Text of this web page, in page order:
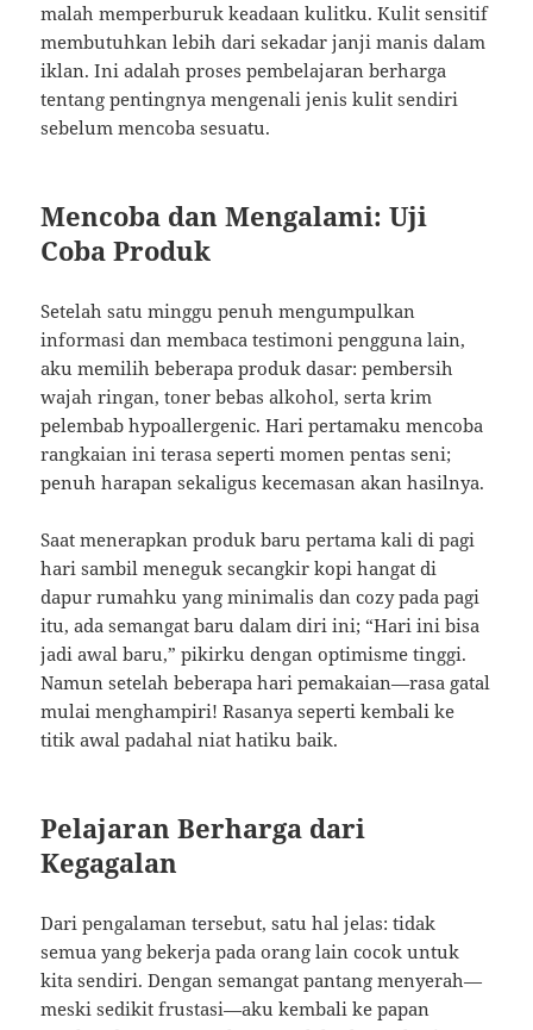
malah memperburuk keadaan kulitku. Kulit sensitif
membutuhkan lebih dari sekadar janji manis dalam
iklan. Ini adalah proses pembelajaran berharga
tentang pentingnya mengenali jenis kulit sendiri
sebelum mencoba sesuatu.
Mencoba dan Mengalami: Uji
Coba Produk
Setelah satu minggu penuh mengumpulkan
informasi dan membaca testimoni pengguna lain,
aku memilih beberapa produk dasar: pembersih
wajah ringan, toner bebas alkohol, serta krim
pelembab hypoallergenic. Hari pertamaku mencoba
rangkaian ini terasa seperti momen pentas seni;
penuh harapan sekaligus kecemasan akan hasilnya.
Saat menerapkan produk baru pertama kali di pagi
hari sambil meneguk secangkir kopi hangat di
dapur rumahku yang minimalis dan cozy pada pagi
itu, ada semangat baru dalam diri ini; “Hari ini bisa
jadi awal baru,” pikirku dengan optimisme tinggi.
Namun setelah beberapa hari pemakaian—rasa gatal
mulai menghampiri! Rasanya seperti kembali ke
titik awal padahal niat hatiku baik.
Pelajaran Berharga dari
Kegagalan
Dari pengalaman tersebut, satu hal jelas: tidak
semua yang bekerja pada orang lain cocok untuk
kita sendiri. Dengan semangat pantang menyerah—
meski sedikit frustasi—aku kembali ke papan